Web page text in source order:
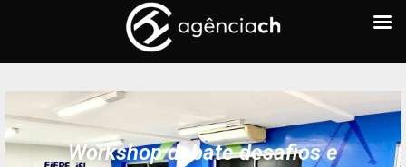
Workshop debate desafios e